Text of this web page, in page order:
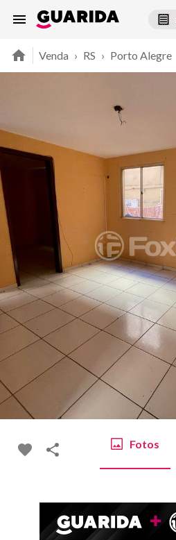
Venda › RS › Porto Alegre
Fotos